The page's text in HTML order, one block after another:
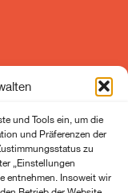
und Tools ein, um die
und Präferenzen der
zu
„Einstellungen
entnehmen. Insoweit wir
reisepavillon